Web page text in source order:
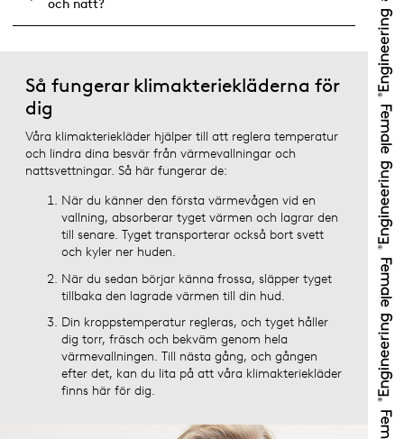
och natt?
Så fungerar klimakteriekläderna för
dig
Våra klimakteriekläder hjälper till att reglera temperatur
och lindra dina besvär från värmevallningar och
nattsvettningar. Så här fungerar de:
När du känner den första värmevågen vid en
vallning, absorberar tyget värmen och lagrar den
till senare. Tyget transporterar också bort svett
och kyler ner huden.
När du sedan börjar känna frossa, släpper tyget
tillbaka den lagrade värmen till din hud.
Din kroppstemperatur regleras, och tyget håller
dig torr, fräsch och bekväm genom hela
värmevallningen. Till nästa gång, och gången
efter det, kan du lita på att våra klimakteriekläder
finns här för dig.